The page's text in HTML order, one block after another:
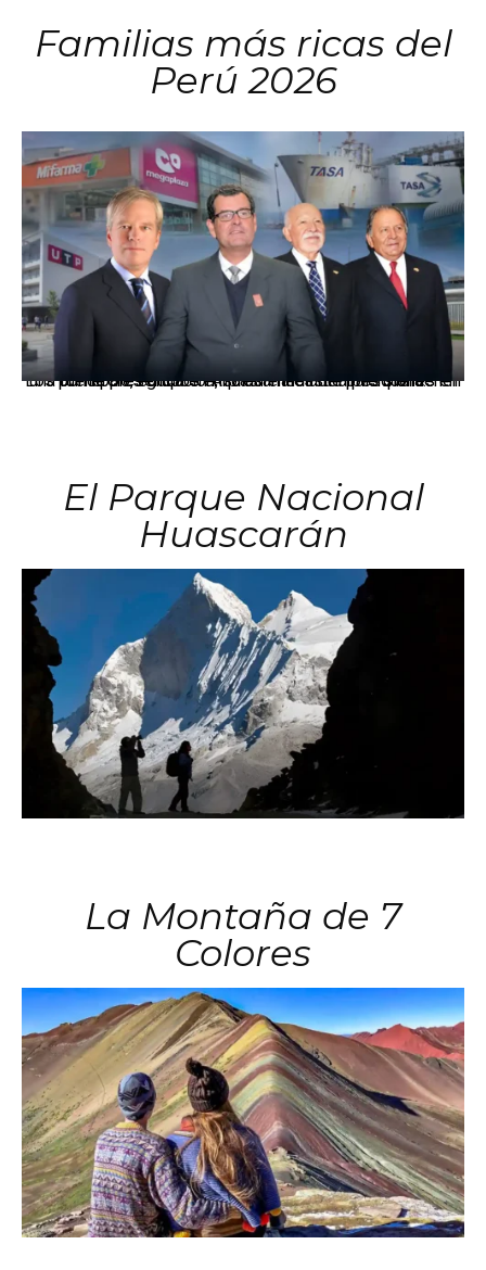
Familias más ricas del
Perú 2026
Los principales grupos empresariales del país mantienen una fuerte presencia en Áncash mediante inversiones en comercio, educación, salud e industria pesquera.
El Parque Nacional
Huascarán
La Montaña de 7
Colores